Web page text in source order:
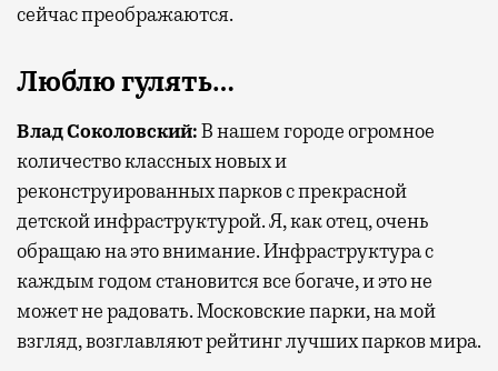
сейчас преображаются.
Люблю гулять…
Влад Соколовский:В нашем городе огромное
количество классных новых и
реконструированных парков с прекрасной
детской инфраструктурой. Я, как отец, очень
обращаю на это внимание. Инфраструктура с
каждым годом становится все богаче, и это не
может не радовать. Московские парки, на мой
взгляд, возглавляют рейтинг лучших парков мира.